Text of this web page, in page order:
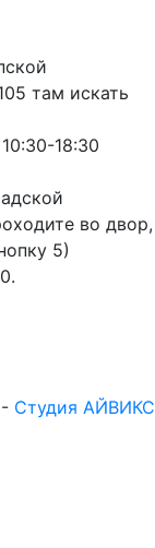
там искать
18:30
во двор,
5)
Студия АЙВИКС